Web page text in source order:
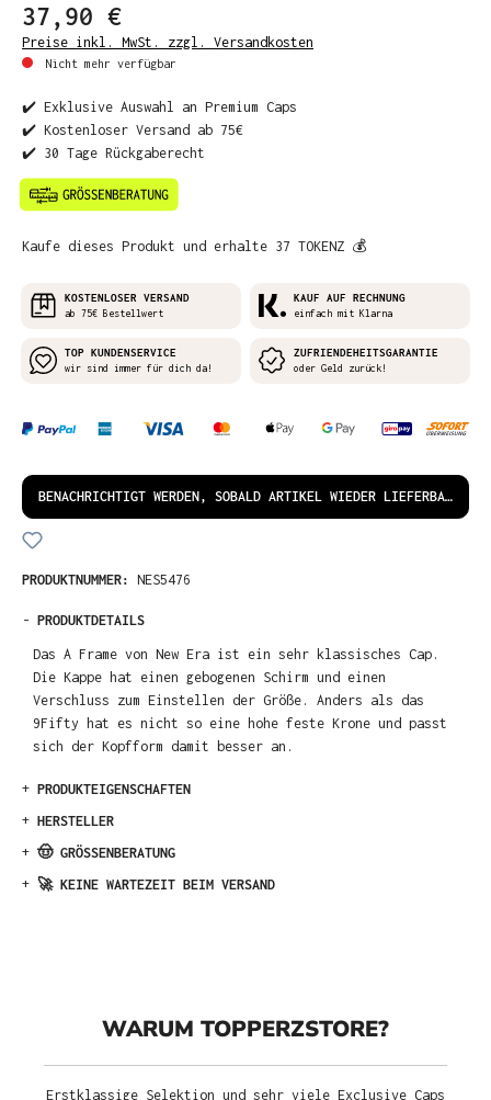
37,90 €
Preise inkl. MwSt. zzgl. Versandkosten
Nicht mehr verfügbar
✔️ Exklusive Auswahl an Premium Caps
✔️ Kostenloser Versand ab 75€
✔️ 30 Tage Rückgaberecht
Kaufe dieses Produkt und erhalte 37 TOKENZ 💰
KOSTENLOSER VERSAND
ab 75€ Bestellwert
KAUF AUF RECHNUNG
einfach mit Klarna
TOP KUNDENSERVICE
wir sind immer für dich da!
ZUFRIENDEHEITSGARANTIE
oder Geld zurück!
BENACHRICHTIGT WERDEN, SOBALD ARTIKEL WIEDER LIEFERBAR IST!
PRODUKTNUMMER: NES5476
- PRODUKTDETAILS
Das A Frame von New Era ist ein sehr klassisches Cap.
Die Kappe hat einen gebogenen Schirm und einen
Verschluss zum Einstellen der Größe. Anders als das
9Fifty hat es nicht so eine hohe feste Krone und passt
sich der Kopfform damit besser an.
+ PRODUKTEIGENSCHAFTEN
+ HERSTELLER
+ 🤠 GRÖSSENBERATUNG
+ 🚀 KEINE WARTEZEIT BEIM VERSAND
WARUM TOPPERZSTORE?
Erstklassige Selektion und sehr viele Exclusive Caps